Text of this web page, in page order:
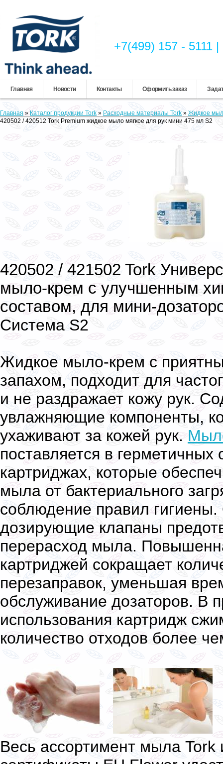
+7(499) 157 -
Главная Новости Контакты Оформить заказ
Главная » Каталог продукции Tork » Расходные материалы Tork » Жидкое
420502 / 420512 Tork Premium жидкое мыло мягкое для рук мини 475 мл S2
420502 / 421502 Tork
мыло-крем с улучшенным
составом, для мини-
Система S2
Жидкое мыло-крем с
запахом, подходит для
и не раздражает кожу рук.
увлажняющие компоненты,
ухаживают за кожей рук.
поставляется в герметичных
картриджах, которые
мыла от бактериального
соблюдение правил
дозирующие клапаны
перерасход мыла.
картриджей сокращает
перезаправок, уменьшая
обслуживание дозаторов. В
использования картридж
количество отходов более
Весь ассортимент мыла Tork